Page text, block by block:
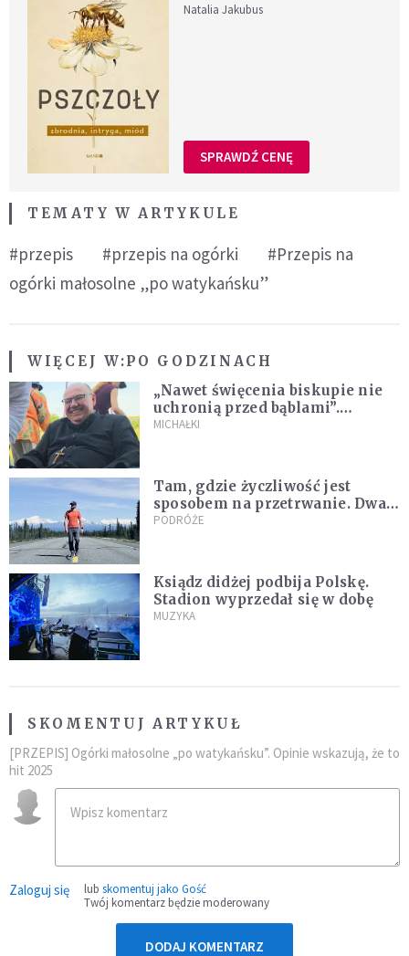
Natalia Jakubus
SPRAWDŹ CENĘ
TEMATY W ARTYKULE
#przepis #przepis na ogórki
#Przepis na
ogórki małosolne „po watykańsku”
WIĘCEJ W:PO GODZINACH
„Nawet święcenia biskupie nie
uchronią przed bąblami”.
Archidiecezja pokazała
MICHAŁKI
Tam, gdzie życzliwość jest
sposobem na przetrwanie. Dwa
tygodnie na Alasce [REPORTAŻ]
PODRÓŻE
Ksiądz didżej podbija Polskę.
Stadion wyprzedał się w dobę
MUZYKA
SKOMENTUJ ARTYKUŁ
[PRZEPIS] Ogórki małosolne „po watykańsku”. Opinie wskazują, że to
hit 2025
Zaloguj się lub skomentuj jako Gość
Twój komentarz będzie moderowany
DODAJ KOMENTARZ